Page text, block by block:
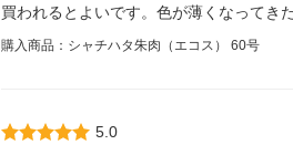
買われるとよいです。色が薄くなってき
購入商品：シャチハタ朱肉（エコス） 60号
5.0